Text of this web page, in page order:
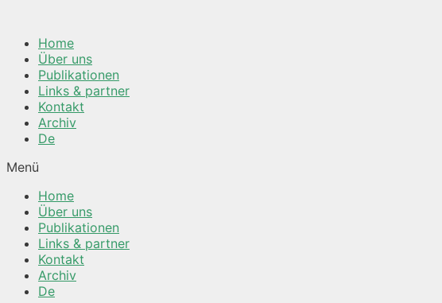
Inhalt Home
Über uns
Publikationen
Links & partner
Kontakt
Archiv
De
Menü
Home
Über uns
Publikationen
Links & partner
Kontakt
Archiv
De